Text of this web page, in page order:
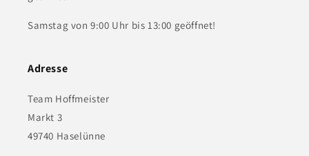
Samstag von 9:00 Uhr bis 13:00 geöffnet!
Adresse
Team Hoffmeister
Markt 3
49740 Haselünne